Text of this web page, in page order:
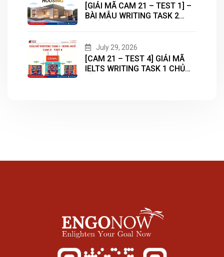
[GIẢI MÃ CAM 21 – TEST 1] –
BÀI MẪU WRITING TASK 2
July 29, 2026
[CAM 21 – TEST 4] GIẢI MÃ
IELTS WRITING TASK 1 CHỦ